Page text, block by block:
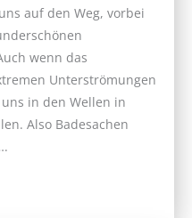
auf den Weg, vorbei
wenn das
Unterströmungen
in den Wellen in
Also Badesachen